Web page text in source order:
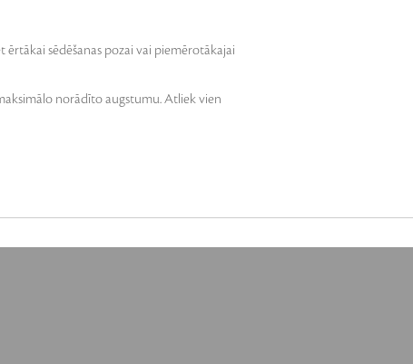
sēdēšanas pozai vai piemērotākajai
norādīto augstumu. Atliek vien